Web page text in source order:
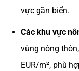
vực gần biển.
Các khu vực
vùng nông
EUR/m², phù